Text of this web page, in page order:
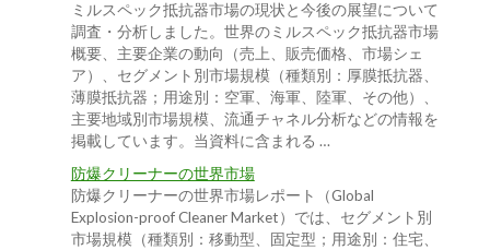
ミルスペック抵抗器市場の現状と今後の展望について
調査・分析しました。世界のミルスペック抵抗器市場
概要、主要企業の動向（売上、販売価格、市場シェ
ア）、セグメント別市場規模（種類別：厚膜抵抗器、
薄膜抵抗器；用途別：空軍、海軍、陸軍、その他）、
主要地域別市場規模、流通チャネル分析などの情報を
掲載しています。当資料に含まれる …
防爆クリーナーの世界市場
防爆クリーナーの世界市場レポート（Global
Explosion-proof Cleaner Market）では、セグメント別
市場規模（種類別：移動型、固定型；用途別：住宅、